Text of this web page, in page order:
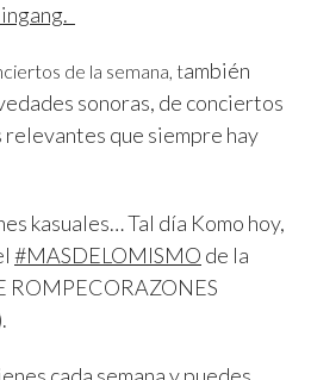
de la semana, también
sonoras, de conciertos
que siempre hay
kasuales… Tal día Komo hoy,
#MASDELOMISMO de la
ROMPECORAZONES